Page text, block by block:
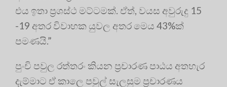
එය ඉතා ප්‍රශස්ථ මට්ටමක්. ඒත්, වයස අවුරුදු 15
-19 අතර විවාහක යුවල අතර මෙය 43%ක්
පමණයි.”
පුංචි පවුල රත්තරං කියන ප්‍රචාරණ පාඨය අතහැර
දැම්මාට ඒ කාලෙ පවුල් සැලසුම ප්‍රචාරණය